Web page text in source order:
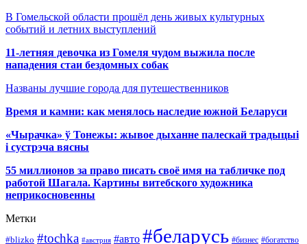
В Гомельской области прошёл день живых культурных
событий и летних выступлений
11-летняя девочка из Гомеля чудом выжила после
нападения стаи бездомных собак
Названы лучшие города для путешественников
Время и камни: как менялось наследие южной Беларуси
«Чырачка» ў Тонежы: жывое дыханне палескай традыцыі
і сустрэча вясны
55 миллионов за право писать своё имя на табличке под
работой Шагала. Картины витебского художника
неприкосновенны
Метки
#blizko #tochka #австрия #авто #беларусь #бизнес #богатство